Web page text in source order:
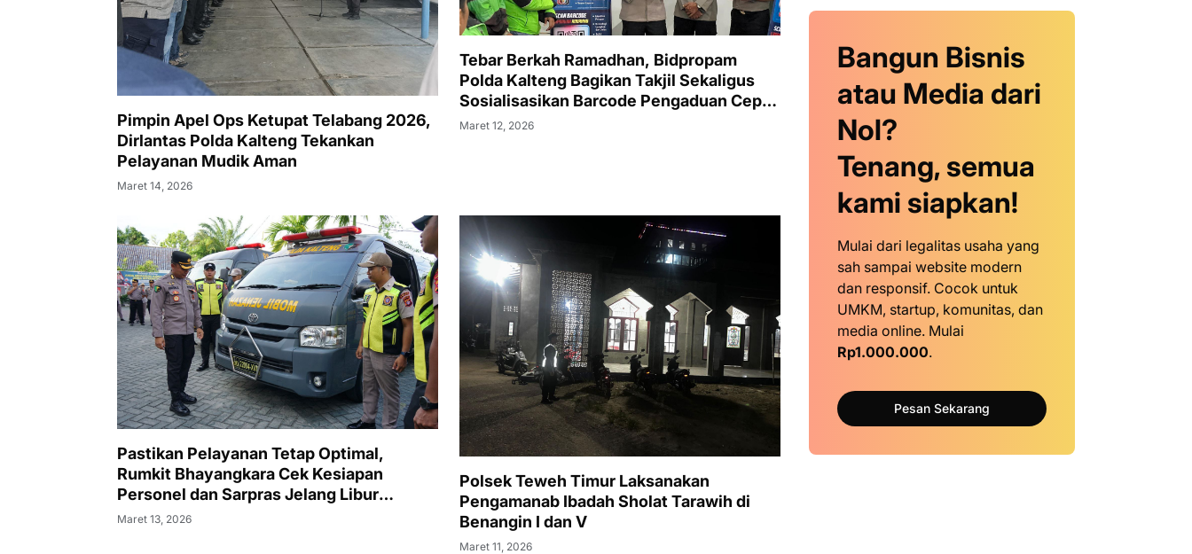
Pimpin Apel Ops Ketupat Telabang 2026,
Dirlantas Polda Kalteng Tekankan
Pelayanan Mudik Aman
Maret 14, 2026
Tebar Berkah Ramadhan, Bidpropam
Polda Kalteng Bagikan Takjil Sekaligus
Sosialisasikan Barcode Pengaduan Cepat
Propam Polri
Maret 12, 2026
Pastikan Pelayanan Tetap Optimal,
Rumkit Bhayangkara Cek Kesiapan
Personel dan Sarpras Jelang Libur
Lebaran
Maret 13, 2026
Polsek Teweh Timur Laksanakan
Pengamanab Ibadah Sholat Tarawih di
Benangin I dan V
Maret 11, 2026
Bangun Bisnis
atau Media dari
Nol?
Tenang, semua
kami siapkan!
Mulai dari legalitas usaha yang
sah sampai website modern
dan responsif. Cocok untuk
UMKM, startup, komunitas, dan
media online. Mulai
Rp1.000.000.
Pesan Sekarang